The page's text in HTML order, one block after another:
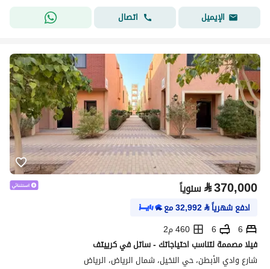
الإيميل
اتصال
⃁370,000 سنوياً
ادفع شهرياً⃁
32,992مع
6
6
460 م2
فيلا مصممة لتناسب احتياجاتك - ساتل في كرييتف
شارع وادي الأبطن، حي النخيل، شمال الرياض، الرياض